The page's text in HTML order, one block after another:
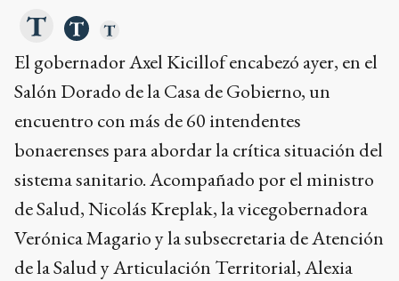
El gobernador Axel Kicillof encabezó ayer, en el
Salón Dorado de la Casa de Gobierno, un
encuentro con más de 60 intendentes
bonaerenses para abordar la crítica situación del
sistema sanitario. Acompañado por el ministro
de Salud, Nicolás Kreplak, la vicegobernadora
Verónica Magario y la subsecretaria de Atención
de la Salud y Articulación Territorial, Alexia